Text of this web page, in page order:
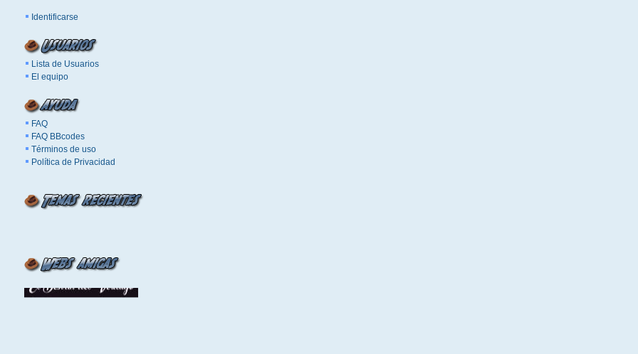
Identificarse
Lista de Usuarios
El equipo
FAQ
FAQ BBcodes
Términos de uso
Política de Privacidad